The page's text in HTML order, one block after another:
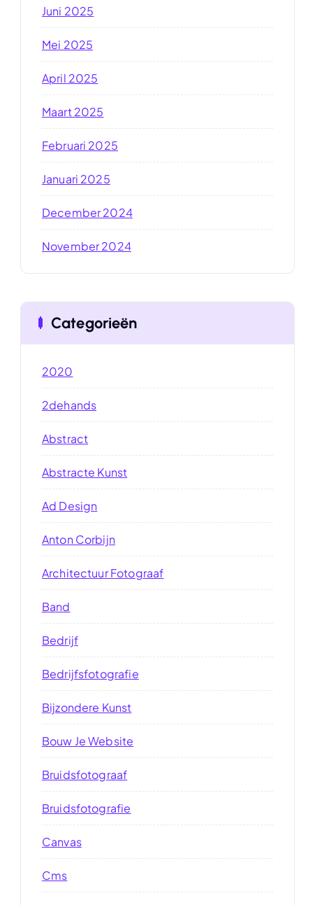
Juni 2025
Mei 2025
April 2025
Maart 2025
Februari 2025
Januari 2025
December 2024
November 2024
Categorieën
2020
2dehands
Abstract
Abstracte Kunst
Ad Design
Anton Corbijn
Architectuur Fotograaf
Band
Bedrijf
Bedrijfsfotografie
Bijzondere Kunst
Bouw Je Website
Bruidsfotograaf
Bruidsfotografie
Canvas
Cms